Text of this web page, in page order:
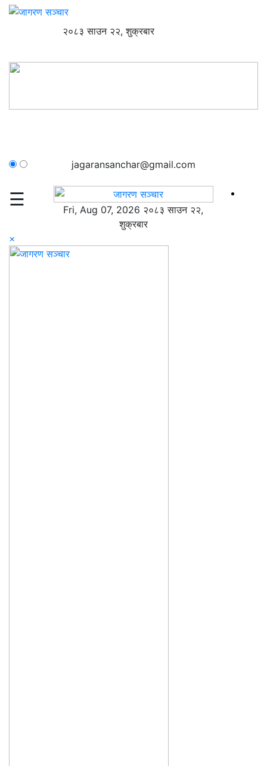
२०८३ साउन २२, शुक्रबार
jagaransanchar@gmail.com
☰
Fri, Aug 07, 2026 २०८३ साउन २२,
शुक्रबार
×